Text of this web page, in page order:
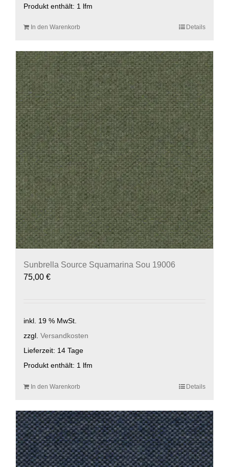
Produkt enthält: 1 lfm
In den Warenkorb Details
Sunbrella Source Squamarina Sou 19006
75,00 €
inkl. 19 % MwSt.
zzgl. Versandkosten
Lieferzeit: 14 Tage
Produkt enthält: 1 lfm
In den Warenkorb Details